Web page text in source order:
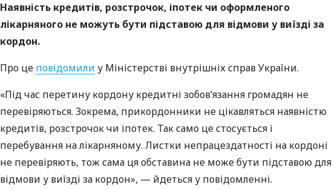
Наявність кредитів, розстрочок, іпотек чи оформленого
лікарняного не можуть бути підставою для відмови у виїзді за
кордон.
Про це повідомили у Міністерстві внутрішніх справ України.
«Під час перетину кордону кредитні зобов’язання громадян не
перевіряються. Зокрема, прикордонники не цікавляться наявністю
кредитів, розстрочок чи іпотек. Так само це стосується і
перебування на лікарняному. Листки непрацездатності на кордоні
не перевіряють, тож сама ця обставина не може бути підставою для
відмови у виїзді за кордон», — йдеться у повідомленні.